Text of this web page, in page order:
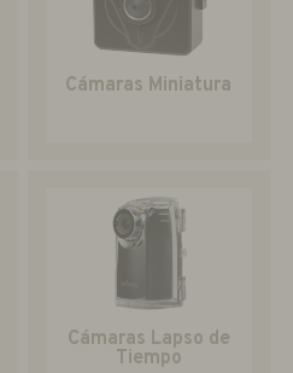
Cámaras Miniatura
Cámaras Lapso de
Tiempo